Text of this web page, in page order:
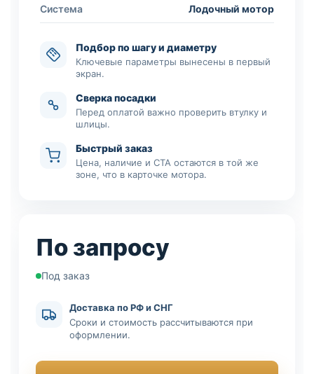
Система Лодочный мотор
Подбор по шагу и диаметру
Ключевые параметры вынесены в первый
экран.
Сверка посадки
Перед оплатой важно проверить втулку и
шлицы.
Быстрый заказ
Цена, наличие и CTA остаются в той же
зоне, что в карточке мотора.
По запросу
Под заказ
Доставка по РФ и СНГ
Сроки и стоимость рассчитываются при
оформлении.